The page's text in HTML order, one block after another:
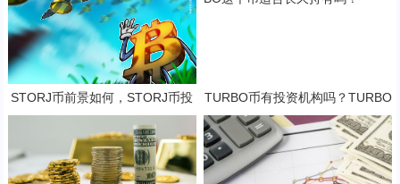
STORJ币前景如何，STORJ币投
资价值深度分析
TURBO币有投资机构吗？TURBO
这个币适合长久持有吗？